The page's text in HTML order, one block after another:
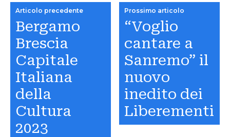
Articolo precedente
Bergamo
Brescia
Capitale
Italiana
della
Cultura
2023
Prossimo articolo
“Voglio
cantare a
Sanremo” il
nuovo
inedito dei
Liberementi